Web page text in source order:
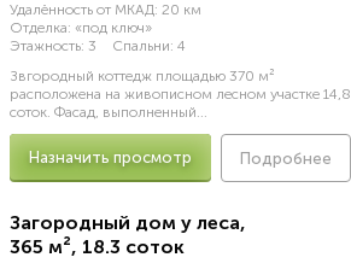
Удалённость от МКАД: 20 км
Отделка: «под ключ»
Этажность: 3 Спальни: 4
Звгородный коттедж площадью 370 м²
расположена на живописном лесном участке 14,8
соток. Фасад, выполненный...
Назначить просмотр Подробнее
Загородный дом у леса,
365 м², 18.3 соток